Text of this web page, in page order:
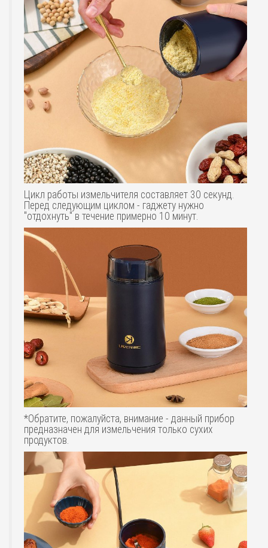
Цикл работы измельчителя составляет 30 секунд.
Перед следующим циклом - гаджету нужно
"отдохнуть" в течение примерно 10 минут.
*Обратите, пожалуйста, внимание - данный прибор
предназначен для измельчения только сухих
продуктов.